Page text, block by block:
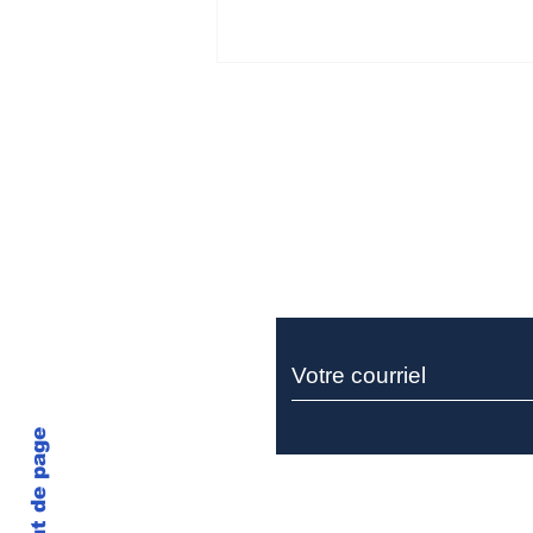
un sociétaire pour son
Haut de page